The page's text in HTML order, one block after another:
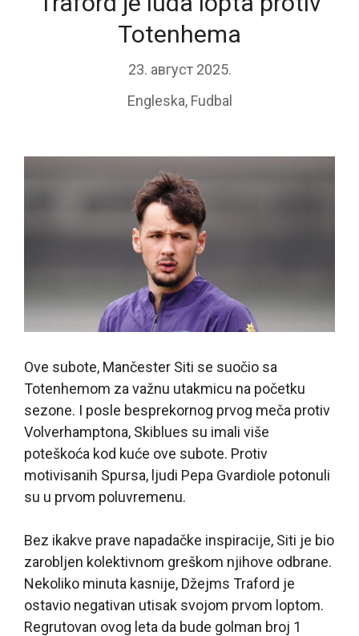
Totenhema
23. август 2025.
Engleska, Fudbal
Ove subote, Mančester Siti se suočio sa
Totenhemom za važnu utakmicu na početku
sezone. I posle besprekornog prvog meča protiv
Volverhamptona, Skiblues su imali više
poteškoća kod kuće ove subote. Protiv
motivisanih Spursa, ljudi Pepa Gvardiole potonuli
su u prvom poluvremenu.
Bez ikakve prave napadačke inspiracije, Siti je bio
zarobljen kolektivnom greškom njihove odbrane.
Nekoliko minuta kasnije, Džejms Traford je
ostavio negativan utisak svojom prvom loptom.
Regrutovan ovog leta da bude golman broj 1